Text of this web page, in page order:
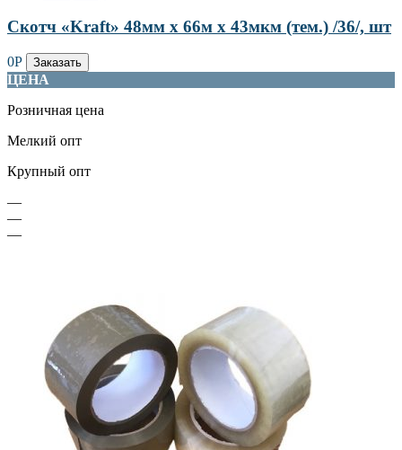
Скотч «Kraft» 48мм х 66м х 43мкм (тем.) /36/, шт
0Р Заказать
ЦЕНА
Розничная цена
Мелкий опт
Крупный опт
—
—
—